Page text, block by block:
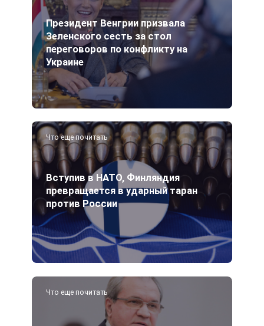
Президент Венгрии призвала
Зеленского сесть за стол
переговоров по конфликту на
Украине
Что еще почитать
Вступив в НАТО, Финляндия
превращается в ударный таран
против России
Что еще почитать